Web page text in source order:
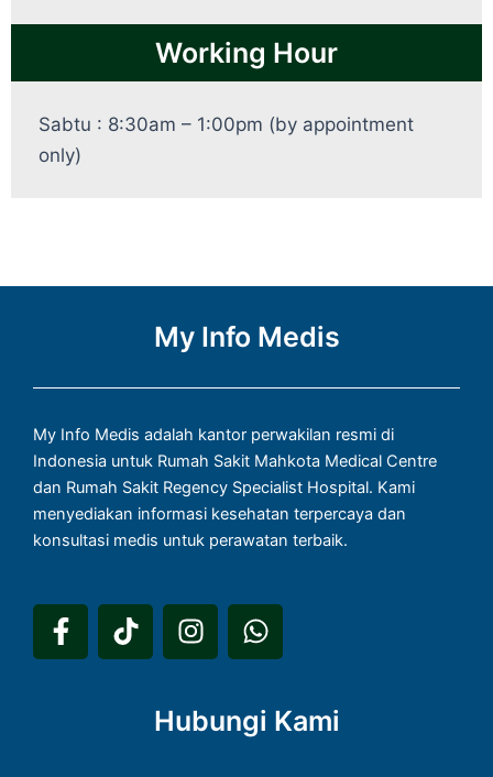
Working Hour
Sabtu : 8:30am – 1:00pm (by appointment
only)
My Info Medis
My Info Medis adalah kantor perwakilan resmi di
Indonesia untuk Rumah Sakit Mahkota Medical Centre
dan Rumah Sakit Regency Specialist Hospital. Kami
menyediakan informasi kesehatan terpercaya dan
konsultasi medis untuk perawatan terbaik.
F
a
T
i
I
n
a
W
h
s
Hubungi Kami